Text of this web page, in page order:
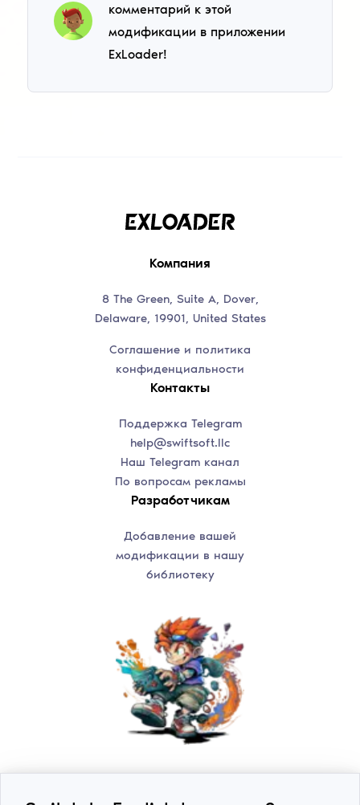
комментарий к этой
модификации в приложении
ExLoader!
Компания
8 The Green, Suite A, Dover,
Delaware, 19901, United States
Соглашение и политика
конфиденциальности
Контакты
Поддержка Telegram
help@swiftsoft.llc
Наш Telegram канал
По вопросам рекламы
Разработчикам
Добавление вашей
модификации в нашу
библиотеку